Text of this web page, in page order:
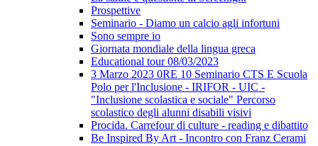
Prospettive
Seminario - Diamo un calcio agli infortuni
Sono sempre io
Giornata mondiale della lingua greca
Educational tour 08/03/2023
3 Marzo 2023 0RE 10 Seminario CTS E Scuola
Polo per l'Inclusione - IRIFOR - UIC -
"Inclusione scolastica e sociale" Percorso
scolastico degli alunni disabili visivi
Procida. Carrefour di culture - reading e dibattito
Be Inspired By Art - Incontro con Franz Cerami